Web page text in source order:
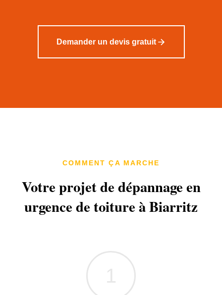
Demander un devis gratuit
COMMENT ÇA MARCHE
Votre projet de dépannage en
urgence de toiture à Biarritz
1